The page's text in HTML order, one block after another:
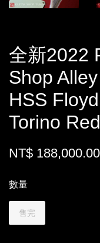
全新2022
Shop
HSS
Torino Red
NT$ 188,000.00
數量
售完